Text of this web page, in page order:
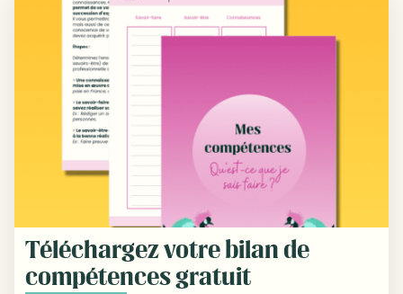
Téléchargez votre bilan de
compétences gratuit